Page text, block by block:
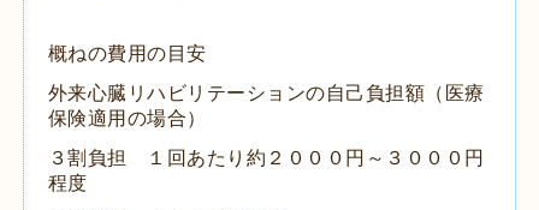
概ねの費用の目安
外来心臓リハビリテーションの自己負担額（医療
保険適用の場合）
３割負担 １回あたり約２０００円～３０００円
程度